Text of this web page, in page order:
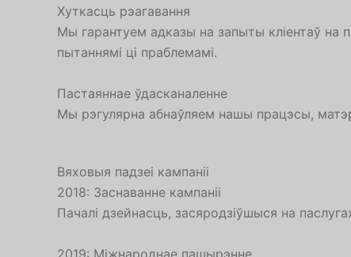
Хуткасць рэагавання
Мы гарантуем адказы на запыты кліентаў на
пытаннямі ці праблемамі.
Пастаяннае ўдасканаленне
Мы рэгулярна абнаўляем нашы працэсы,
Вяховыя падзеі кампаніі
2018: Заснаванне кампаніі
Пачалі дзейнасць, засяродзіўшыся на
2019: Міжнароднае пашырэнне